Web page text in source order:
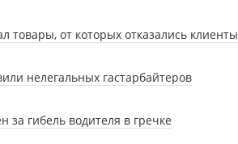
товары, от которых отказались клиенты
нелегальных гастарбайтеров
гибель водителя в гречке